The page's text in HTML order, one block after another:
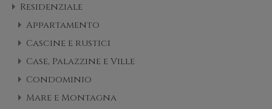
Residenziale
Appartamento
Cascine e rustici
Case, Palazzine e Ville
Condominio
Mare e Montagna